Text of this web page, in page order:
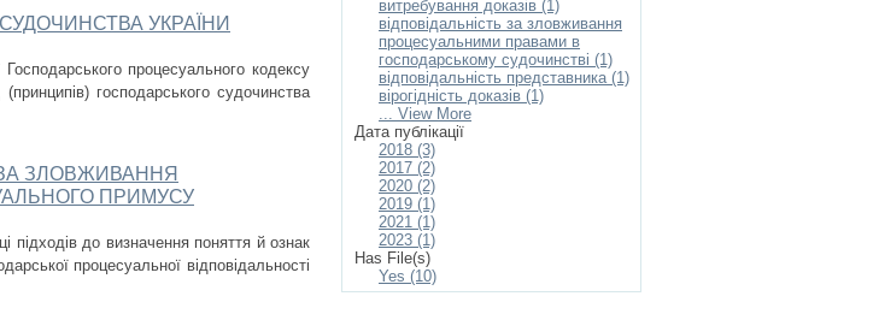
УКРАЇНИ
процесуального кодексу
господарського судочинства
ЗЛОВЖИВАННЯ
ПРИМУСУ
підходів до визначення поняття й ознак
процесуальної відповідальності
витребування доказів (1)
відповідальність за зловживання
процесуальними правами в
господарському судочинстві (1)
відповідальність представника (1)
вірогідність доказів (1)
... View More
Дата публікації
2018 (3)
2017 (2)
2020 (2)
2019 (1)
2021 (1)
2023 (1)
Has File(s)
Yes (10)